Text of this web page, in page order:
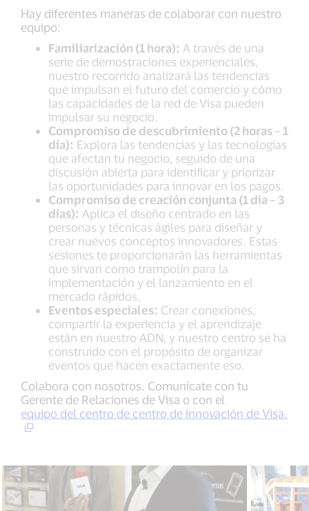
Hay diferentes maneras de colaborar con nuestro
equipo:
Familiarización (1 hora): A través de una
serie de demostraciones experienciales,
nuestro recorrido analizará las tendencias
que impulsan el futuro del comercio y cómo
las capacidades de la red de Visa pueden
impulsar su negocio.
Compromiso de descubrimiento (2 horas – 1
día): Explora las tendencias y las tecnologías
que afectan tu negocio, seguido de una
discusión abierta para identificar y priorizar
las oportunidades para innovar en los pagos.
Compromiso de creación conjunta (1 día – 3
días): Aplica el diseño centrado en las
personas y técnicas ágiles para diseñar y
crear nuevos conceptos innovadores. Estas
sesiones te proporcionarán las herramientas
que sirvan como trampolín para la
implementación y el lanzamiento en el
mercado rápidos.
Eventos especiales: Crear conexiones,
compartir la experiencia y el aprendizaje
están en nuestro ADN, y nuestro centro se ha
construido con el propósito de organizar
eventos que hacen exactamente eso.
Colabora con nosotros. Comunícate con tu
Gerente de Relaciones de Visa o con el
equipo del centro de centro de innovación de Visa.